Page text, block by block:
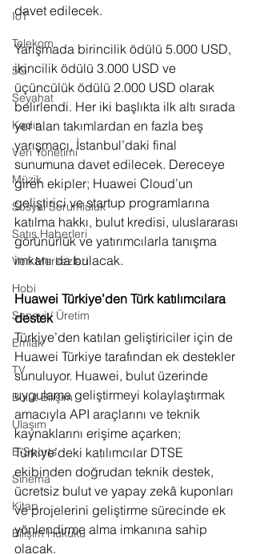
IoT
Telekom
5G
Seyahat
Kadın
Veri Yönetimi
Müzik
Sosyal Sorumluluk
Satış Haberleri
Veri Merkezleri
Hobi
Sanayi / Üretim
Emlak
TV
Bulut Bilişim
Ulaşım
E-Sports
Sinema
Kitap
Bilişim Hukuku
davet edilecek.
Yarışmada birincilik ödülü 5.000 USD,
ikincilik ödülü 3.000 USD ve
üçüncülük ödülü 2.000 USD olarak
belirlendi. Her iki başlıkta ilk altı sırada
yer alan takımlardan en fazla beş
yarışmacı, İstanbul’daki final
sunumuna davet edilecek. Dereceye
giren ekipler; Huawei Cloud’un
geliştirici ve startup programlarına
katılma hakkı, bulut kredisi, uluslararası
görünürlük ve yatırımcılarla tanışma
imkanı da bulacak.
Huawei Türkiye’den Türk katılımcılara
destek
Türkiye’den katılan geliştiriciler için de
Huawei Türkiye tarafından ek destekler
sunuluyor. Huawei, bulut üzerinde
uygulama geliştirmeyi kolaylaştırmak
amacıyla API araçlarını ve teknik
kaynaklarını erişime açarken;
Türkiye’deki katılımcılar DTSE
ekibinden doğrudan teknik destek,
ücretsiz bulut ve yapay zekâ kuponları
ve projelerini geliştirme sürecinde ek
yönlendirme alma imkanına sahip
olacak.